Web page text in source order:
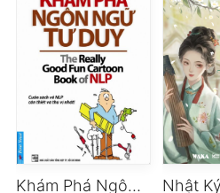
Khám Phá Ngôn Ngữ Tư Duy